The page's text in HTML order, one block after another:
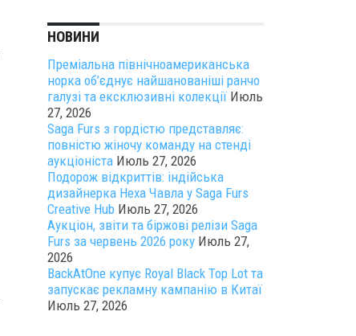
НОВИНИ
Преміальна північноамериканська
норка об’єднує найшанованіші ранчо
галузі та ексклюзивні колекції Июль
27, 2026
Saga Furs з гордістю представляє:
повністю жіночу команду на стенді
аукціоніста Июль 27, 2026
Подорож відкриттів: індійська
дизайнерка Неха Чавла у Saga Furs
Creative Hub Июль 27, 2026
Аукціон, звіти та біржові релізи Saga
Furs за червень 2026 року Июль 27,
2026
BackAtOne купує Royal Black Top Lot та
запускає рекламну кампанію в Китаї
Июль 27, 2026